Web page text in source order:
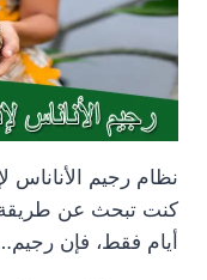
أيام فقط، فإن